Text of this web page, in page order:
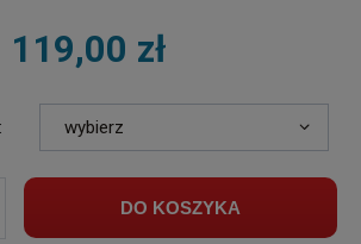
119,00 zł
DO KOSZYKA